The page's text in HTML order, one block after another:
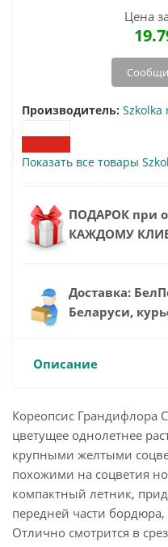
Цена
Производитель: Szkolka
Показать все товары
ПОДАРОК при
КАЖДОМУ
Доставка:
Беларуси,
Описание
Кореопсис Грандифлора
цветущее однолетнее
крупными желтыми
похожими на соцветия
компактный летник,
передней части
Отлично смотрится в